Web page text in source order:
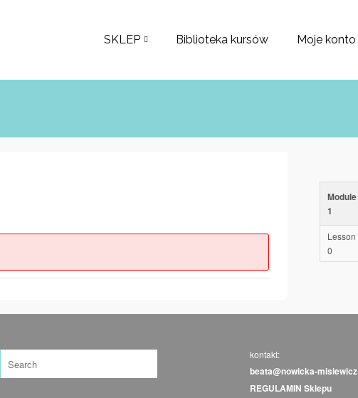
SKLEP Biblioteka kursów Moje konto
Module
1
Lesson
0
kontakt:
beata@nowicka-
REGULAMIN Sklepu